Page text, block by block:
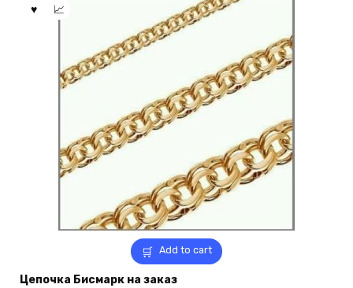
Add to cart
Цепочка Бисмарк на заказ